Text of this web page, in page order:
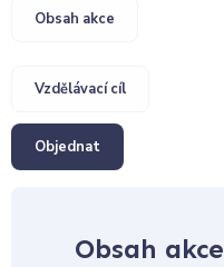
Obsah akce
Vzdělávací cíl
Objednat
Obsah akce